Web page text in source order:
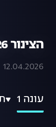
הצינור 12.04.2026 - התוכנית המלאה
12.04.2026
עונה 1